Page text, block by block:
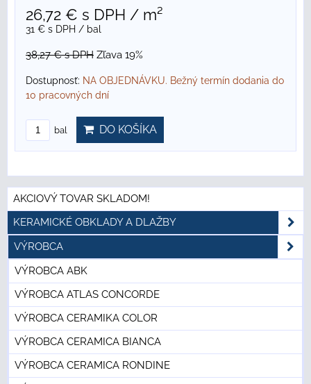
26,72 € s DPH / m²
31 € s DPH / bal
38,27 €s DPH Zľava 19%
Dostupnosť: NA OBJEDNÁVKU. Bežný termín dodania do
10 pracovných dní
bal DO KOŠÍKA
AKCIOVÝ TOVAR SKLADOM!
KERAMICKÉ OBKLADY A DLAŽBY
VÝROBCA
VÝROBCA ABK
VÝROBCA ATLAS CONCORDE
VÝROBCA CERAMIKA COLOR
VÝROBCA CERAMICA BIANCA
VÝROBCA CERAMICA RONDINE